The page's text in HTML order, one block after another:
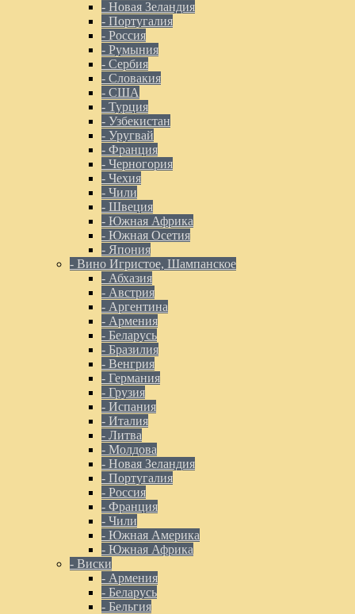
- Новая Зеландия
- Португалия
- Россия
- Румыния
- Сербия
- Словакия
- США
- Турция
- Узбекистан
- Уругвай
- Франция
- Черногория
- Чехия
- Чили
- Швеция
- Южная Африка
- Южная Осетия
- Япония
- Вино Игристое, Шампанское
- Абхазия
- Австрия
- Аргентина
- Армения
- Беларусь
- Бразилия
- Венгрия
- Германия
- Грузия
- Испания
- Италия
- Литва
- Молдова
- Новая Зеландия
- Португалия
- Россия
- Франция
- Чили
- Южная Америка
- Южная Африка
- Виски
- Армения
- Беларусь
- Бельгия